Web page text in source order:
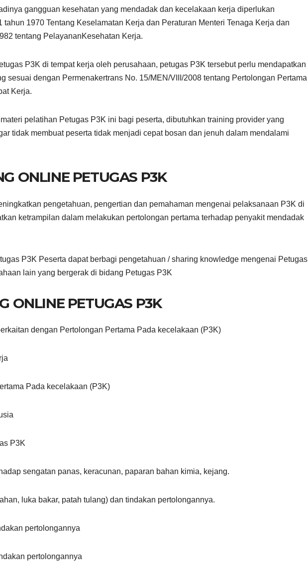
gangguan kesehatan yang mendadak dan kecelakaan kerja diperlukan
1970 Tentang Keselamatan Kerja dan Peraturan Menteri Tenaga Kerja dan
tentang PelayananKesehatan Kerja.
P3K di tempat kerja oleh perusahaan, petugas P3K tersebut perlu mendapatkan
sesuai dengan Permenakertrans No. 15/MEN/VIII/2008 tentang Pertolongan Pertama
Kerja.
pelatihan Petugas P3K ini bagi peserta, dibutuhkan training provider yang
tidak membuat peserta tidak menjadi cepat bosan dan jenuh dalam mendalami
ONLINE PETUGAS P3K
pengetahuan, pengertian dan pemahaman mengenai pelaksanaan P3K di
ketrampilan dalam melakukan pertolongan pertama terhadap penyakit mendadak
P3K Peserta dapat berbagi pengetahuan / sharing knowledge mengenai Petugas
lain yang bergerak di bidang Petugas P3K
ONLINE PETUGAS P3K
dengan Pertolongan Pertama Pada kecelakaan (P3K)
Pada kecelakaan (P3K)
P3K
sengatan panas, keracunan, paparan bahan kimia, kejang.
luka bakar, patah tulang) dan tindakan pertolongannya.
pertolongannya
pertolongannya